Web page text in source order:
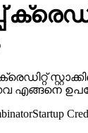
എങ്ങനെ
Startup